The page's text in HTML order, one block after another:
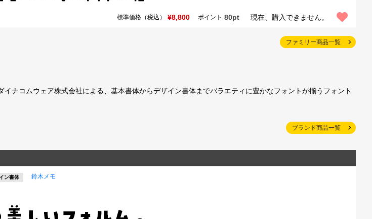
標準価格（税込） ¥8,800 ポイント 80pt 現在、購入できません。
ファミリー商品一覧
イナコムウェア株式会社による、基本書体からデザイン書体までバラエティに豊かなフォントが揃うフォント
ブランド商品一覧
ン書体 鈴木メモ